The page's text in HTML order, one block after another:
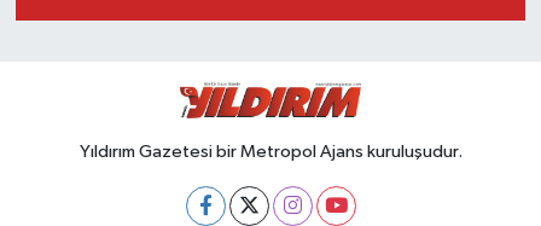
Yıldırım Gazetesi bir Metropol Ajans kuruluşudur.